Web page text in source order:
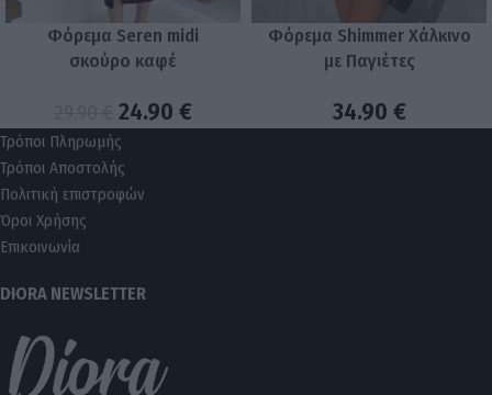
Φόρεμα Seren midi
σκούρο καφέ
24.90 €
Φόρεμα Shimmer Χάλκινο
με Παγιέτες
34.90 €
Τρόποι Πληρωμής
Τρόποι Αποστολής
Πολιτική επιστροφών
Όροι Χρήσης
Επικοινωνία
DIORA NEWSLETTER